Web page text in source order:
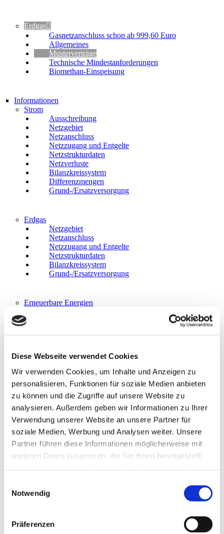
Diese Webseite verwendet Cookies
Wir verwenden Cookies, um Inhalte und Anzeigen zu
personalisieren, Funktionen für soziale Medien anbieten
zu können und die Zugriffe auf unsere Website zu
analysieren. Außerdem geben wir Informationen zu Ihrer
Verwendung unserer Website an unsere Partner für
soziale Medien, Werbung und Analysen weiter. Unsere
Partner führen diese Informationen möglicherweise mit
weiteren Daten zusammen, die Sie ihnen bereitgestellt
Notwendig
Präferenzen
Erdgas
Gasnetzanschluss schon ab 999,60 Euro
Allgemeines
Musterverträge
Technische Mindestanforderungen
Biomethan-Einspeisung
Informationen
Strom
Ausschreibung
Netzgebiet
Netzanschluss
Netzzugang und Entgelte
Netzstrukturdaten
Netzverluste
Bilanzkreissystem
Differenzmengen
Grund-/Ersatzversorgung
Erdgas
Netzgebiet
Netzanschluss
Netzzugang und Entgelte
Netzstrukturdaten
Bilanzkreissystem
Grund-/Ersatzversorgung
Erneuerbare Energien
Erdgas
Leitungsauskunft
Zählerstandmeldung
News
FAQ
Downloads
Streitbeilegung
Sitemap
Über uns
Gleichbehandlung
IT-Sicherheit
Datenschutz